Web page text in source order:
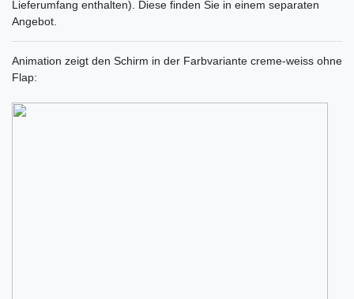
Lieferumfang enthalten). Diese finden Sie in einem separaten
Angebot.
Animation zeigt den Schirm in der Farbvariante creme-weiss ohne
Flap: